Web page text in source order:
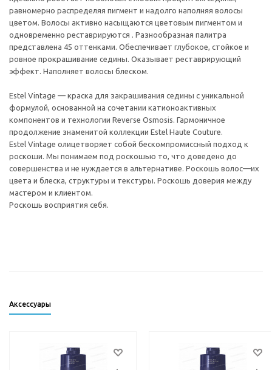
равномерно распределяя пигмент и надолго наполняя волосы
цветом. Волосы активно насыщаются цветовым пигментом и
одновременно реставрируются . Разнообразная палитра
представлена 45 оттенками. Обеспечивает глубокое, стойкое и
ровное прокрашивание седины. Оказывает реставрирующий
эффект. Наполняет волосы блеском.
Estel Vintage — краска для закрашивания седины с уникальной
формулой, основанной на сочетании катионоактивных
компонентов и технологии Reverse Osmosis. Гармоничное
продолжение знаменитой коллекции Estel Haute Couture.
Estel Vintage олицетворяет собой бескомпромиссный подход к
роскоши. Мы понимаем под роскошью то, что доведено до
совершенства и не нуждается в альтернативе. Роскошь волос—их
цвета и блеска, структуры и текстуры. Роскошь доверия между
мастером и клиентом.
Роскошь восприятия себя.
Аксессуары